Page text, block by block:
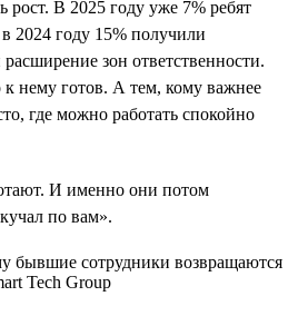
рост. В 2025 году уже 7% ребят
2024 году 15% получили
зон ответственности.
к нему готов. А тем, кому важнее
где можно работать спокойно
И именно они потом
по вам».